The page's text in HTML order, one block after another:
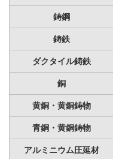
鋳鋼
鋳鉄
ダクタイル鋳鉄
銅
黄銅・黄銅鋳物
青銅・黄銅鋳物
アルミニウム圧延材